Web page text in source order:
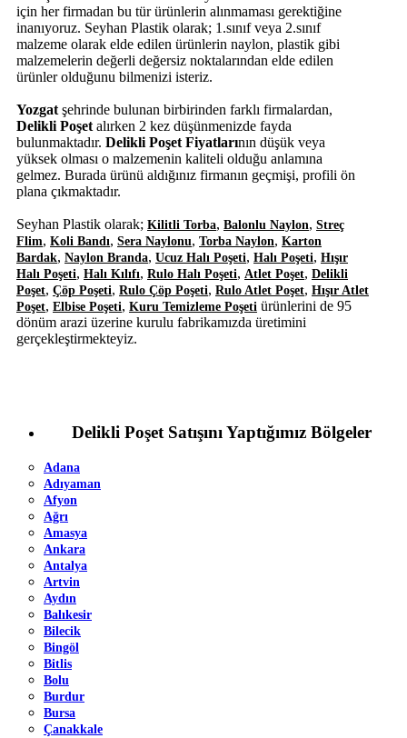
için her firmadan bu tür ürünlerin alınmaması gerektiğine
inanıyoruz. Seyhan Plastik olarak; 1.sınıf veya 2.sınıf
malzeme olarak elde edilen ürünlerin naylon, plastik gibi
malzemelerin değerli değersiz noktalarından elde edilen
ürünler olduğunu bilmenizi isteriz.
Yozgat şehrinde bulunan birbirinden farklı firmalardan,
Delikli Poşet alırken 2 kez düşünmenizde fayda
bulunmaktadır. Delikli Poşet Fiyatlarının düşük veya
yüksek olması o malzemenin kaliteli olduğu anlamına
gelmez. Burada ürünü aldığınız firmanın geçmişi, profili ön
plana çıkmaktadır.
Seyhan Plastik olarak; Kilitli Torba, Balonlu Naylon, Streç
Flim, Koli Bandı, Sera Naylonu, Torba Naylon, Karton
Bardak, Naylon Branda, Ucuz Halı Poşeti, Halı Poşeti, Hışır
Halı Poşeti, Halı Kılıfı, Rulo Halı Poşeti, Atlet Poşet, Delikli
Poşet, Çöp Poşeti, Rulo Çöp Poşeti, Rulo Atlet Poşet, Hışır Atlet
Poşet, Elbise Poşeti, Kuru Temizleme Poşeti ürünlerini de 95
dönüm arazi üzerine kurulu fabrikamızda üretimini
gerçekleştirmekteyiz.
Delikli Poşet Satışını Yaptığımız Bölgeler
Adana
Adıyaman
Afyon
Ağrı
Amasya
Ankara
Antalya
Artvin
Aydın
Balıkesir
Bilecik
Bingöl
Bitlis
Bolu
Burdur
Bursa
Çanakkale